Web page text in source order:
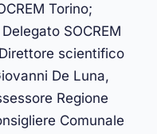
Torino;
SOCREM
scientifico
De Luna,
Regione
Comunale